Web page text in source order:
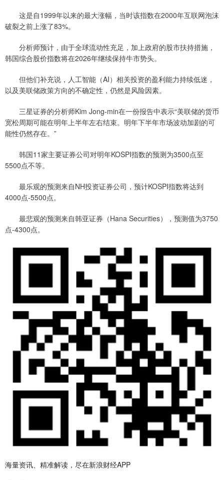
这是自1999年以来的最大涨幅，当时该指数在2000年互联网泡沫
破裂之前上涨了83%。
分析师预计，由于全球流动性充足，加上政府的股市扶持措施，
韩国综合股价指数将在2026年继续保持牛市势头。
但他们补充说，人工智能（AI）相关投资的盈利能力持续低迷，
以及美联储政策方向的不确定性，仍然是风险因素。
三星证券的分析师Kim Jong-min在一份报告中表示“美联储的货币
宽松周期可能在明年上半年左右结束。明年下半年市场波动加剧的可
能性仍然存在。”
韩国11家主要证券公司对明年KOSPI指数的预测为3500点至
5500点不等。
最乐观的预测来自NH投资证券公司，预计KOSPI指数将达到
4000点-5500点。
最悲观的预测来自韩亚证券（Hana Securities），预测值为3750
点-4300点。
海量资讯、精准解读，尽在新浪财经APP